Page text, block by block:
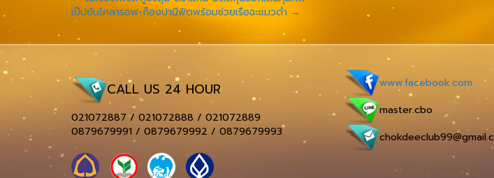
เป๊ปยันโคลารอฟ-ก็องปานีฟิตพร้อมช่วยเรือฉะแมวดำ →
CALL US 24 HOUR
021072887 / 021072888 / 021072889
0879679991 / 0879679992 / 0879679993
www.facebook.com
master.cbo